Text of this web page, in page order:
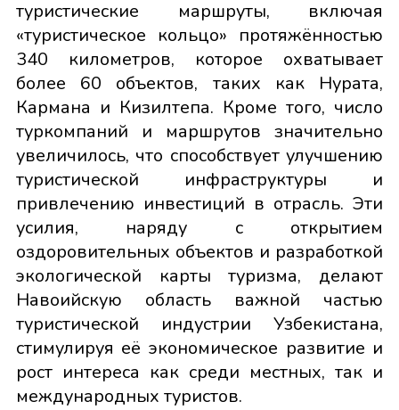
туристические маршруты, включая
«туристическое кольцо» протяжённостью
340 километров, которое охватывает
более 60 объектов, таких как Нурата,
Кармана и Кизилтепа. Кроме того, число
туркомпаний и маршрутов значительно
увеличилось, что способствует улучшению
туристической инфраструктуры и
привлечению инвестиций в отрасль. Эти
усилия, наряду с открытием
оздоровительных объектов и разработкой
экологической карты туризма, делают
Навоийскую область важной частью
туристической индустрии Узбекистана,
стимулируя её экономическое развитие и
рост интереса как среди местных, так и
международных туристов.